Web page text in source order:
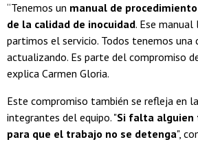
“Tenemos un manual de
de la calidad de inocuidad. Ese manual
partimos el servicio. Todos tenemos una
actualizando. Es parte del compromiso
explica Carmen Gloria.
Este compromiso también se refleja en
integrantes del equipo. "Si falta alguien
para que el trabajo no se detenga",